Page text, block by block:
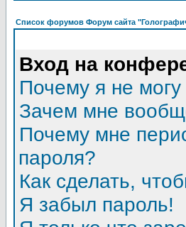
Список форумов Форум сайта
Вход на
Почему я не могу
Зачем мне
Почему мне
пароля?
Как сделать,
Я забыл пароль!